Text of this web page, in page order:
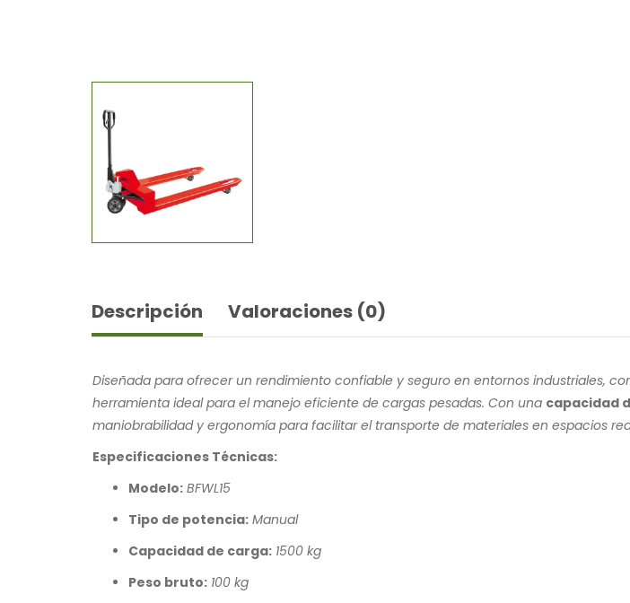
Descripción Valoraciones (0)
Diseñada para ofrecer un rendimiento confiable y seguro en entornos industriales,
herramienta ideal para el manejo eficiente de cargas pesadas. Con una capacidad
maniobrabilidad y ergonomía para facilitar el transporte de materiales en espacios
Especificaciones Técnicas:
Modelo: BFWL15
Tipo de potencia: Manual
Capacidad de carga: 1500 kg
Peso bruto: 100 kg